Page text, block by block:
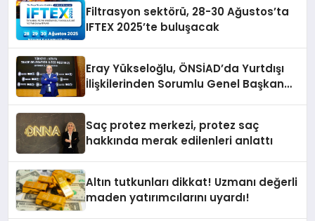
Filtrasyon sektörü, 28-30 Ağustos’ta
IFTEX 2025’te buluşacak
Eray Yükseloğlu, ÖNSİAD’da Yurtdışı
İlişkilerinden Sorumlu Genel Başkan
Saç protez merkezi, protez saç
hakkında merak edilenleri anlattı
Altın tutkunları dikkat! Uzmanı değerli
maden yatırımcılarını uyardı!